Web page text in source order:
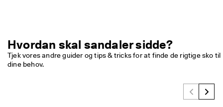
Hvordan skal sandaler sidde?
Tjek vores andre guider og tips & tricks for at finde de rigtige sko til
dine behov.